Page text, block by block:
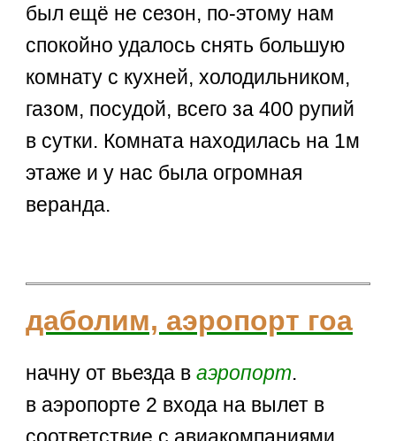
был ещё не сезон, по-этому нам
спокойно удалось снять большую
комнату с кухней, холодильником,
газом, посудой, всего за 400 рупий
в сутки. Комната находилась на 1м
этаже и у нас была огромная
веранда.
даболим, аэропорт гоа
начну от вьезда ваэропорт.
в аэропорте 2 входа на вылет в